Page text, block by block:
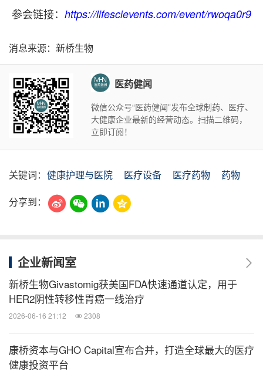
参会链接： https://lifescievents.com/event/rwoqa0r9
消息来源：新桥生物
医药健闻
微信公众号“医药健闻”发布全球制药、医疗、
大健康企业最新的经营动态。扫描二维码，
立即订阅！
关键词： 健康护理与医院 医疗设备 医疗药物
药物
分享到：
企业新闻室
新桥生物Givastomig获美国FDA快速通道认定，用于
HER2阴性转移性胃癌一线治疗
2026-06-16 21:12 2308
康桥资本与GHO Capital宣布合并，打造全球最大的医疗
健康投资平台